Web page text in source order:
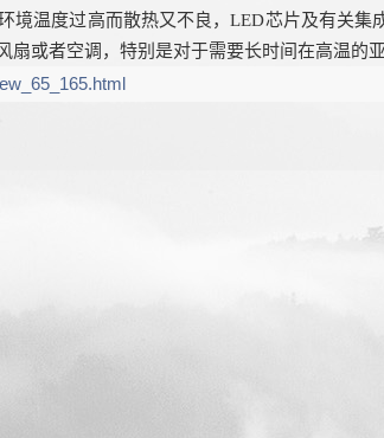
境温度过高而散热又不良，LED芯片及有关
或者空调，特别是对于需要长时间在高温的